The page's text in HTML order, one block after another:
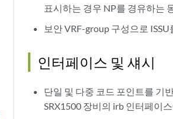
표시하는 경우 NP를 경유하는
보안 VRF-group 구성으로
인터페이스 및 섀시
단일 및 다중 코드 포인트를 기
SRX1500 장비의 irb 인터페이